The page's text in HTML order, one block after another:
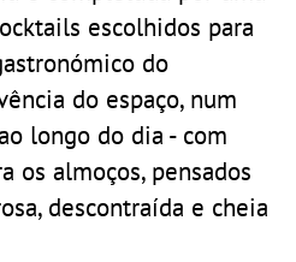
escolhidos para
do
do espaço, num
longo do dia - com
os almoços, pensados
descontraída e cheia